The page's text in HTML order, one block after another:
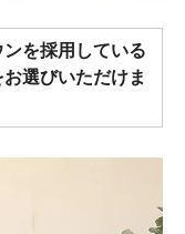
を採用している
選びいただけま